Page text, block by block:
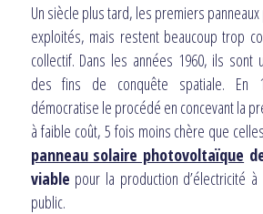
Un siècle plus tard, les premiers
exploités, mais restent beaucoup trop
collectif. Dans les années 1960, ils sont
des fins de conquête spatiale. En
démocratise le procédé en concevant la
à faible coût, 5 fois moins chère que
panneau solaire photovoltaïque
viable pour la production d’électricité
public.